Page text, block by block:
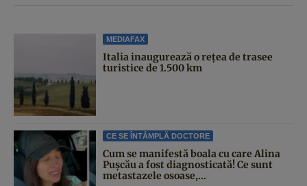
MEDIAFAX
Italia inaugurează o rețea de trasee
turistice de 1.500 km
CE SE ÎNTÂMPLĂ DOCTORE
Cum se manifestă boala cu care Alina
Pușcău a fost diagnosticată! Ce sunt
metastazele osoase,...